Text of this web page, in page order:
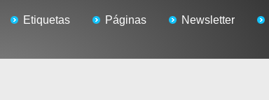
Etiquetas Páginas Newsletter